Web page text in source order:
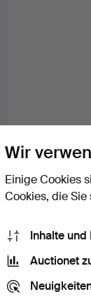
Wir
Einige Cookies
Cookies, die
Inhalte und
Auctionet